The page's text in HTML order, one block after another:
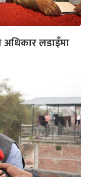
अधिकार लडाइँमा